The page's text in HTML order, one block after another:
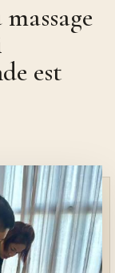
est